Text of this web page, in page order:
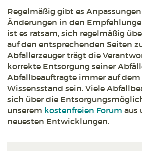
Regelmäßig gibt es
Änderungen in den
ist es ratsam, sich regelmäßig
auf den entsprechenden Seiten
Abfallerzeuger trägt die
korrekte Entsorgung seiner
Abfallbeauftragte immer auf
Wissensstand sein. Viele
sich über die
unserem kostenfreien Forum aus
neuesten Entwicklungen.